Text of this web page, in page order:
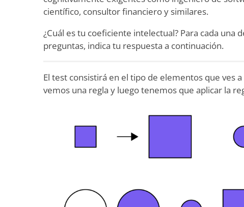
científico, consultor financiero y similares.
¿Cuál es tu coeficiente intelectual? Para cada una
preguntas, indica tu respuesta a continuación.
El test consistirá en el tipo de elementos que ves
vemos una regla y luego tenemos que aplicar la